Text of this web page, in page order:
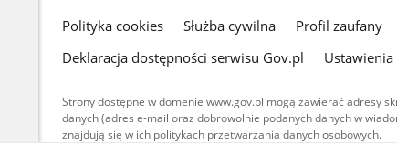
gov.pl
Polityka cookies Służba cywilna Profil zaufany
Deklaracja dostępności serwisu Gov.pl
Strony dostępne w domenie www.gov.pl mogą zawierać adresy
danych (adres e-mail oraz dobrowolnie podanych danych w
znajdują się w ich politykach przetwarzania danych osobowych.